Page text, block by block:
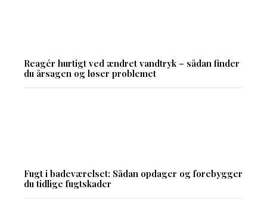
Reagér hurtigt ved ændret vandtryk – sådan finder
du årsagen og løser problemet
Fugt i badeværelset: Sådan opdager og forebygger
du tidlige fugtskader